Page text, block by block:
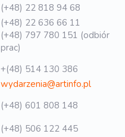
(+48) 22 818 94 68
(+48) 22 636 66 11
(+48) 797 780 151 (odbiór
prac)
+(48) 514 130 386
wydarzenia@artinfo.pl
(+48) 601 808 148
(+48) 506 122 445